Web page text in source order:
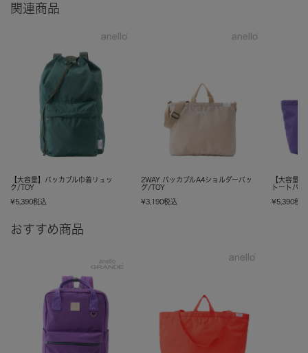
関連商品
【大容量】パッカブル巾着リュッ
ク/TOY
¥5,390税込
2WAY パッカブルA4ショルダーバッ
グ/TOY
¥3,190税込
【大容量
トートバ
¥5,390税込
おすすめ商品